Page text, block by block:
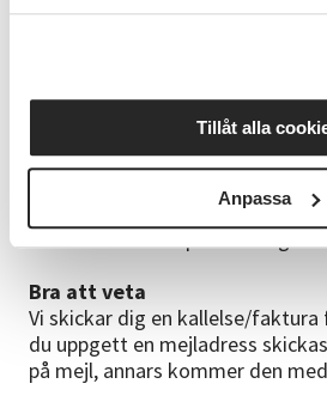
Tillåt alla
Anpassa
SV Stockholm Sandhamnsgatan
Busshållplats och t-bana
Furusundsgatan/Värtahamnen.
Christina Morfeldt med många
ledare inom bl a språkträning.
Bra att veta
Vi skickar dig en kallelse/
du uppgett en mejladress
på mejl, annars kommer den